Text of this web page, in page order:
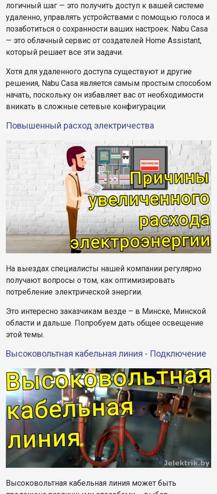
логичный шаг — это получить доступ к вашей системе
удаленно, управлять устройствами с помощью голоса и
позаботиться о сохранности ваших настроек. Nabu Casa
— это облачный сервис от создателей Home Assistant,
который решает все эти задачи.
Хотя для удаленного доступа существуют и другие
решения, Nabu Casa является самым простым способом
начать, поскольку он избавляет вас от необходимости
вникать в сложные сетевые конфигурации.
Повышенный расход электричества
На выездах специалисты нашей компании регулярно
получают вопросы о том, как оптимизировать
потребление электрической энергии.
Это интересно заказчикам везде – в Минске, Минской
области и дальше. Попробуем дать общее освещение
этой темы.
Высоковольтная кабельная линия - Подключение
Высоковольтная кабельная линия может быть